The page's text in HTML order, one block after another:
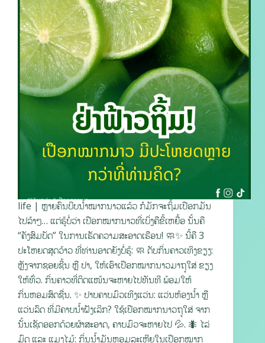
life | ຫຼາຍຄົນບີບນ້ຳໝາກນາວແລ້ວ ກໍມັກຈະຖິ້ມເປືອກມັນ
ໄປລ້າໆ… ແຕ່ຮູ້ບໍ່ວ່າ ເປືອກໝາກນາວທີ່ເບິ່ງຄືຂີ້ເຫຍື້ອ ນັ້ນຄື
“ຄັງສົມບັດ” ໃນການເຮັດຄວາມສະອາດເຮືອນ! 🧼✨ ນີ້ຄື 3
ປະໂຫຍດສຸດວ້າວ ທີ່ທ່ານອາດຍັງບໍ່ຮູ້: 🧼 ດັບກິ່ນຄາວເທິງຂຽງ:
ຫຼັງຈາກຊອຍຊີ້ນ ຫຼື ປາ, ໃຫ້ເອົາເປືອກໝາກນາວມາຖູໃສ່ ຂຽງ
ໃຫ້ທົ່ວ. ກິ່ນຄາວທີ່ຕິດແໜ້ນຈະຫາຍໄປທັນທີ ພ້ອມໃຫ້
ກິ່ນຫອມສົດຊື່ນ. ✨ ປາບຄາບມົວເທິງແວ່ນ: ແວ່ນຫ້ອງນ້ຳ ຫຼື
ແວ່ນລົດ ທີ່ມີຄາບນ້ຳຝັງເລິກ? ໃຊ້ເປືອກໝາກນາວຖູໃສ່ ຈາກ
ນັ້ນເຊັດອອກດ້ວຍຜ້າສະອາດ, ຄາບມົວຈະຫາຍໄປ 💦. 🐜 ໄລ່
ມົດ ແລະ ແມງໄມ້: ກິ່ນນ້ຳມັນຫອມລະເຫີຍໃນເປືອກໝາກ